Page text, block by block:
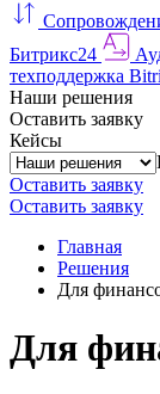
Битрикс24
техподдержка
Наши решения
Оставить заявку
Кейсы
Оставить заявку
Оставить заявку
Главная
Решения
Для
Для